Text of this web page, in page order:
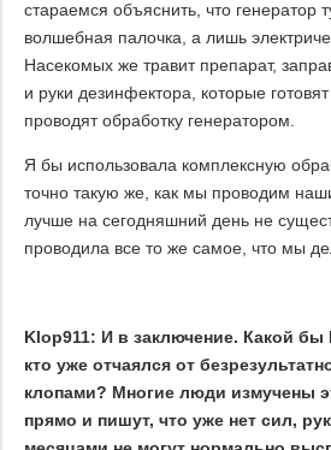
стараемся объяснить, что генератор
волшебная палочка, а лишь
Насекомых же травит препарат,
и руки дезинфектора, которые
проводят обработку генератором.
Я бы использовала комплексную
точно такую же, как мы проводим
лучше на сегодняшний день не
проводила все то же самое, что мы
Klop911: И в заключение. Какой
кто уже отчаялся от
клопами? Многие люди измучены
прямо и пишут, что уже нет сил,